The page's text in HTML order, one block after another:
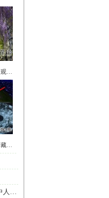
地球内部竟是空心！暗藏神秘人种